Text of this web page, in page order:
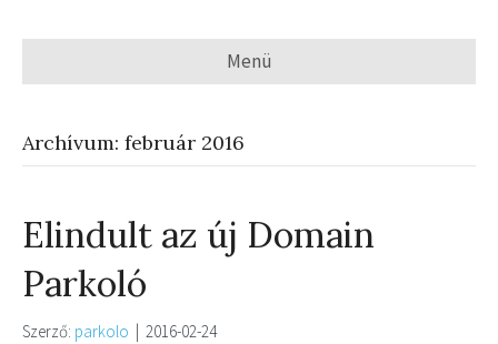
Menü
Archívum: február 2016
Elindult az új Domain
Parkoló
Szerző: parkolo | 2016-02-24